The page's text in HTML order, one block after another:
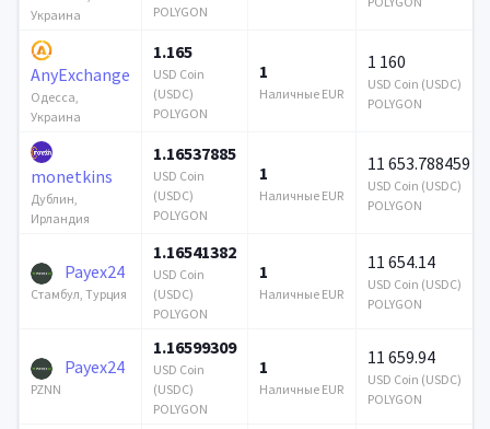
Украина
POLYGON
AnyExchange
Одесса,
Украина
1.165
USD Coin
(USDC)
POLYGON
1
Наличные EUR
1 160
USD Coin (USDC)
POLYGON
monetkins
Дублин,
Ирландия
1.16537885
USD Coin
(USDC)
POLYGON
1
Наличные EUR
11 653.788459
USD Coin (USDC)
POLYGON
Payex24
Стамбул, Турция
1.16541382
USD Coin
(USDC)
POLYGON
1
Наличные EUR
11 654.14
USD Coin (USDC)
POLYGON
Payex24
PZNN
1.16599309
USD Coin
(USDC)
POLYGON
1
Наличные EUR
11 659.94
USD Coin (USDC)
POLYGON